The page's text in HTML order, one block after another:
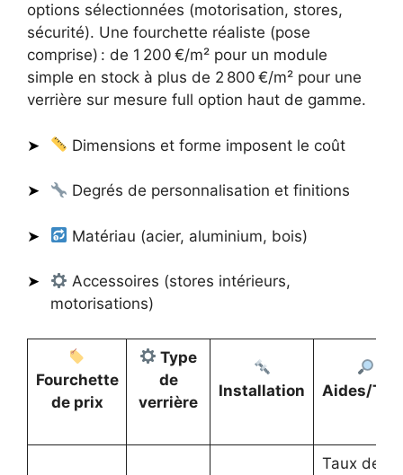
options sélectionnées (motorisation, stores,
sécurité). Une fourchette réaliste (pose
comprise) : de 1 200 €/m² pour un module
simple en stock à plus de 2 800 €/m² pour une
verrière sur mesure full option haut de gamme.
Dimensions et forme imposent le coût
Degrés de personnalisation et finitions
Matériau (acier, aluminium, bois)
Accessoires (stores intérieurs,
motorisations)
Fourchette
de prix
Type
de
verrière
Installation Aides/
Taux de